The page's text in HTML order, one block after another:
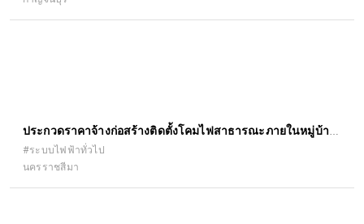
ประกวดราคาจ้างก่อสร้างติดตั้งโคมไฟสาธารณะภายในหมู่บ้าน
หมู่ที่ ๙ บริเวณบ้านนายหยำ เล้า อรุณ - บ้านนายศรศักดิ์ เรือง
รัตนภูมิ ด้วยวิธีประกวดราคาอิเล็กทรอนิกส์ (e-bidding)
#ระบบไฟฟ้าทั่วไป
นครราชสีมา